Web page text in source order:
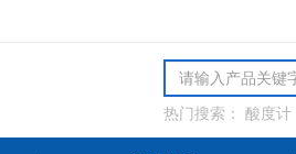
热门搜索： 酸度计